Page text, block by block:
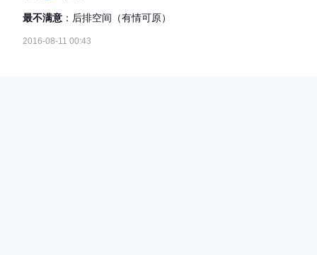
最不满意 ：后排空间（有情可原）
2016-08-11 00:43